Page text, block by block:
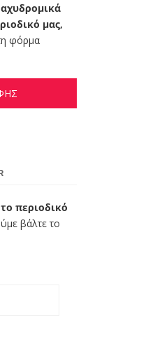
μας,
φόρμα
περιοδικό
βάλτε το